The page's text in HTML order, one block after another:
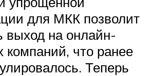
для МКК позволит
выход на онлайн-
компаний, что ранее
Теперь